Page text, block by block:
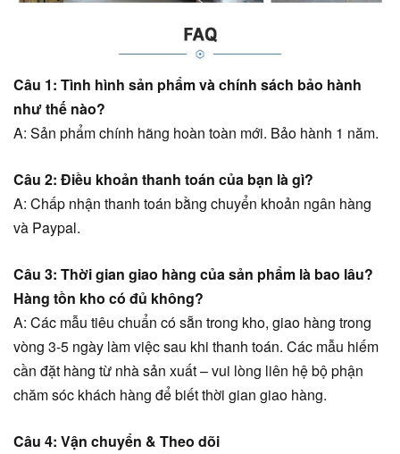
Câu 1: Tình hình sản phẩm và chính sách bảo hành
như thế nào?
A: Sản phẩm chính hãng hoàn toàn mới. Bảo hành 1 năm.
Câu 2: Điều khoản thanh toán của bạn là gì?
A: Chấp nhận thanh toán bằng chuyển khoản ngân hàng
và Paypal.
Câu 3: Thời gian giao hàng của sản phẩm là bao lâu?
Hàng tồn kho có đủ không?
A: Các mẫu tiêu chuẩn có sẵn trong kho, giao hàng trong
vòng 3-5 ngày làm việc sau khi thanh toán. Các mẫu hiếm
cần đặt hàng từ nhà sản xuất – vui lòng liên hệ bộ phận
chăm sóc khách hàng để biết thời gian giao hàng.
Câu 4: Vận chuyển & Theo dõi